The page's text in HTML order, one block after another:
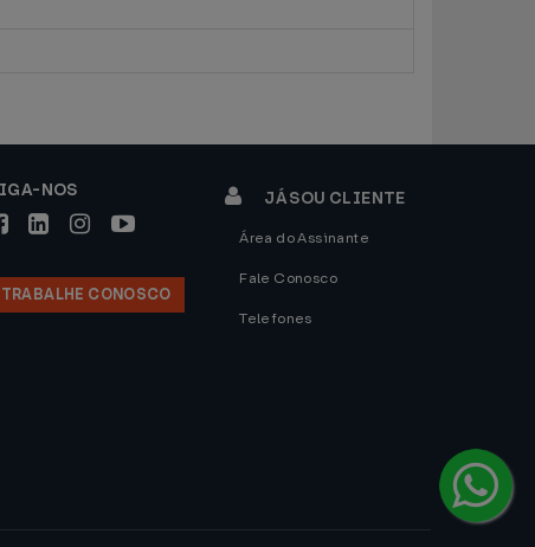
NOS
TRABALHE CONOSCO
JÁ SOU CLIENTE
Área do Assinante
Fale Conosco
Telefones